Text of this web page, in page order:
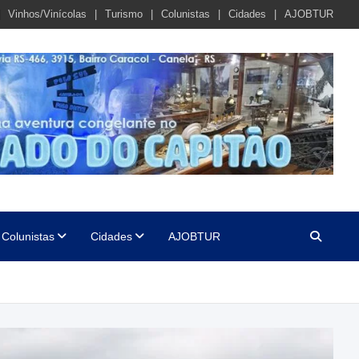
Vinhos/Vinícolas Turismo Colunistas Cidades AJOBTUR
Colunistas Cidades AJOBTUR